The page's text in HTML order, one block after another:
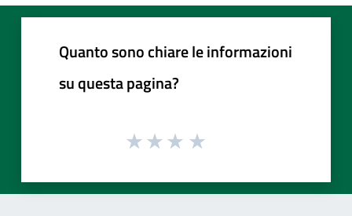
Quanto sono chiare le informazioni
su questa pagina?